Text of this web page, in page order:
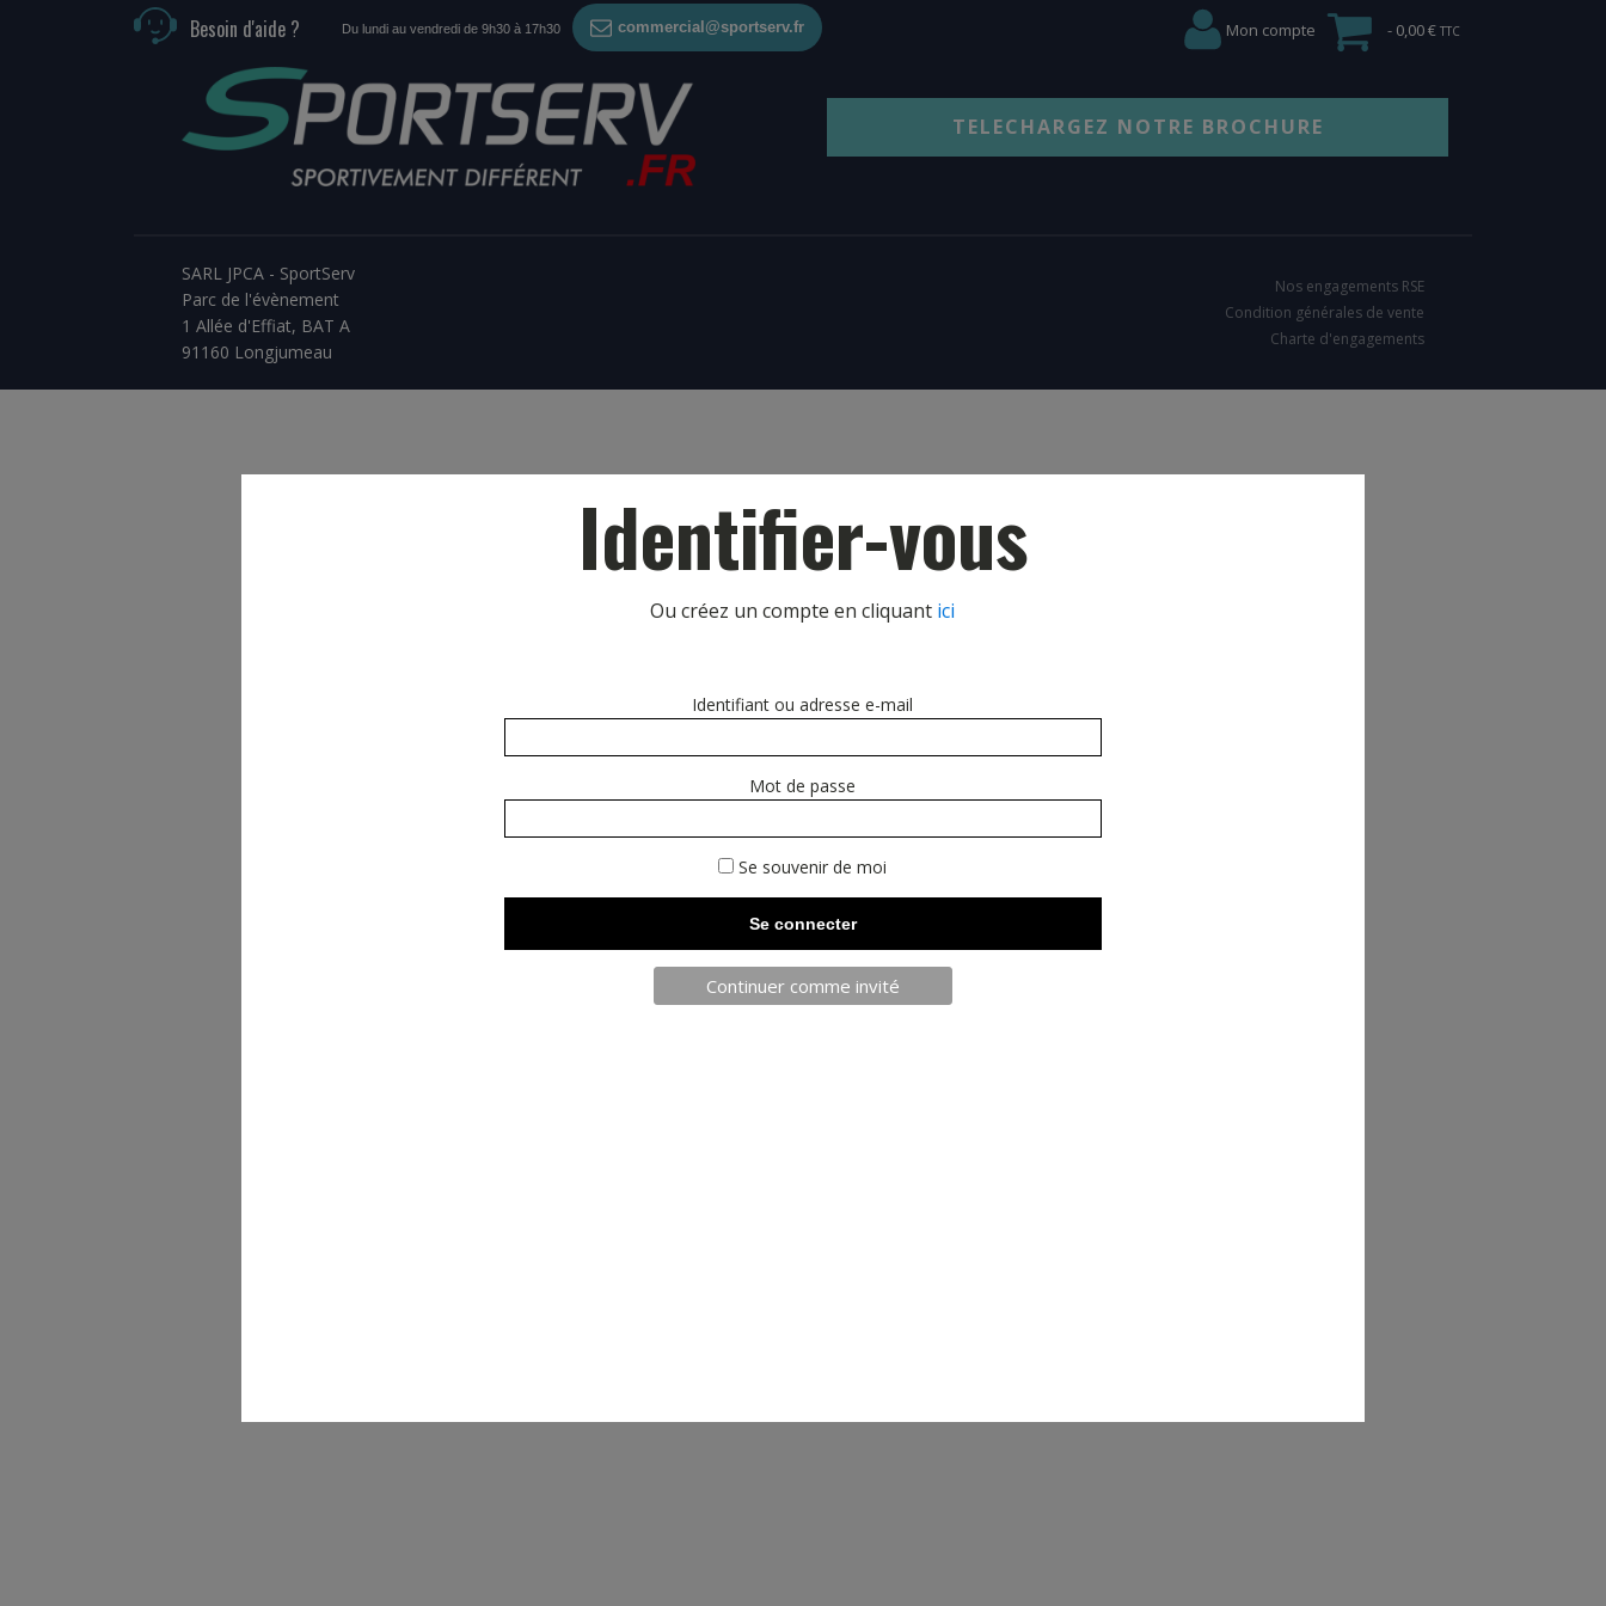
Besoin d'aide ? Du lundi au vendredi de 9h30 à 17h30 commercial@sportserv.fr Mon compte 0,00 €
TELECHARGEZ NOTRE BROCHURE
SARL JPCA - SportServ
Parc de l'évènement
1 Allée d'Effiat, BAT A
91160 Longjumeau
Nos engagements RSE
Condition générales de vente
Charte d'engagements
Identifier-vous
Ou créez un compte en cliquant ici
Identifiant ou adresse e-mail
Mot de passe
Se souvenir de moi
Continuer comme invité